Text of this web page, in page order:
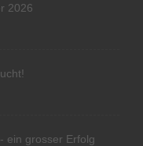
2026
ein grosser Erfolg